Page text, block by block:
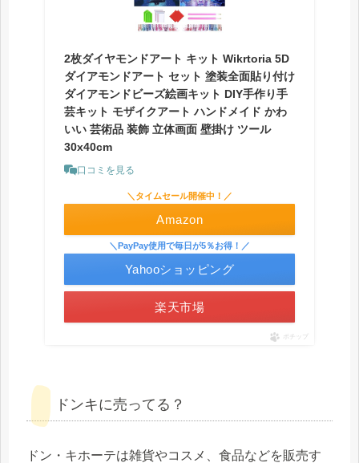
2枚ダイヤモンドアート キット Wikrtoria 5D
ダイアモンドアート セット 塗装全面貼り付け
ダイアモンドビーズ絵画キット DIY手作り手
芸キット モザイクアート ハンドメイド かわ
いい 芸術品 装飾 立体画面 壁掛け ツール
30x40cm
口コミを見る
＼タイムセール開催中！／
Amazon
楽天市場
＼PayPay使用で毎日が5％お得！／
Yahooショッピング
ポチップ
ドンキに売ってる？
ドン・キホーテは雑貨やコスメ、食品などを販売す